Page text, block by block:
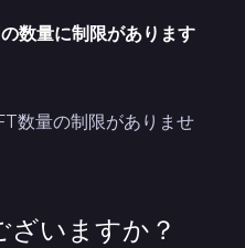
数量に制限があります
数量の制限がありませ
いますか？